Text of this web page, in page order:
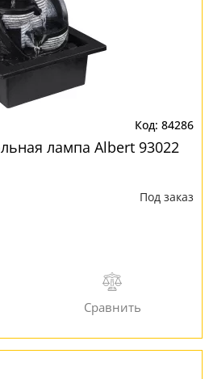
84286
лампа Albert 93022
Под заказ